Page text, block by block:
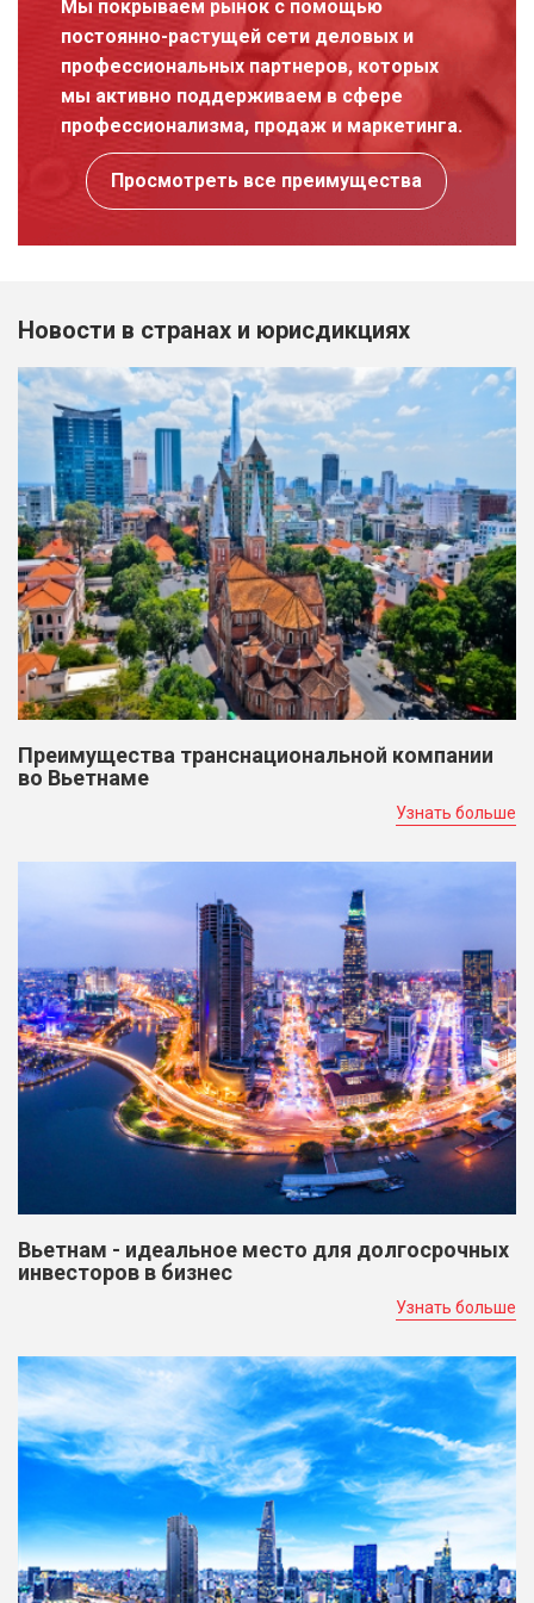
Мы покрываем рынок с помощью
постоянно-растущей сети деловых и
профессиональных партнеров, которых
мы активно поддерживаем в сфере
профессионализма, продаж и маркетинга.
Просмотреть все преимущества
Новости в странах и юрисдикциях
Преимущества транснациональной компании
во Вьетнаме
Узнать больше
Вьетнам - идеальное место для долгосрочных
инвесторов в бизнес
Узнать больше